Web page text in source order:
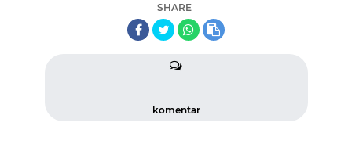
SHARE
komentar